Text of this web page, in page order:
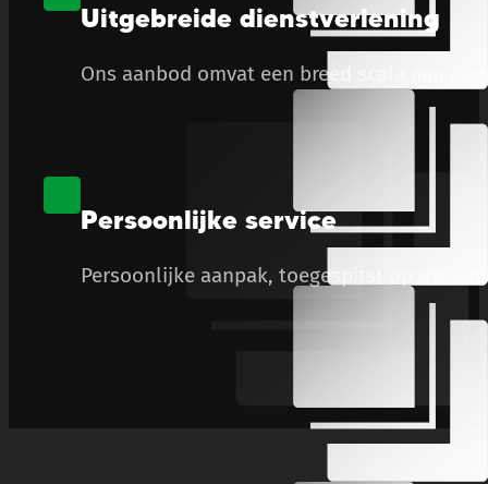
Uitgebreide dienstverlening
Ons aanbod omvat een breed scala aan
Persoonlijke service
Persoonlijke aanpak, toegespitst op uw